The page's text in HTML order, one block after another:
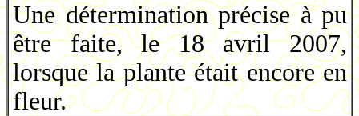
Une détermination précise à pu
être faite, le 18 avril 2007,
lorsque la plante était encore en
fleur.